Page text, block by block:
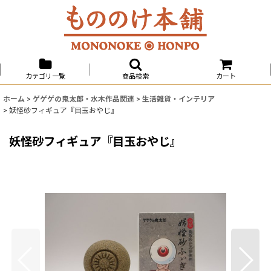
カテゴリ一覧 商品検索 カート
ホーム > ゲゲゲの鬼太郎・水木作品関連 > 生活雑貨・インテリア
> 妖怪砂フィギュア『目玉おやじ』
妖怪砂フィギュア『目玉おやじ』